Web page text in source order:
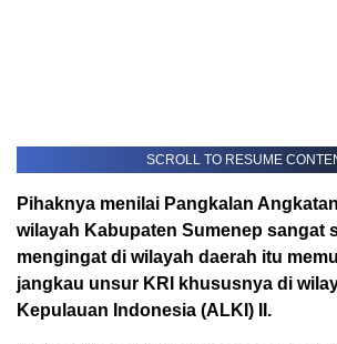
SCROLL TO RESUME
Pihaknya menilai Pangkalan
wilayah Kabupaten Sumenep sangat
mengingat di wilayah daerah itu
jangkau unsur KRI khususnya di
Kepulauan Indonesia (ALKI) II.